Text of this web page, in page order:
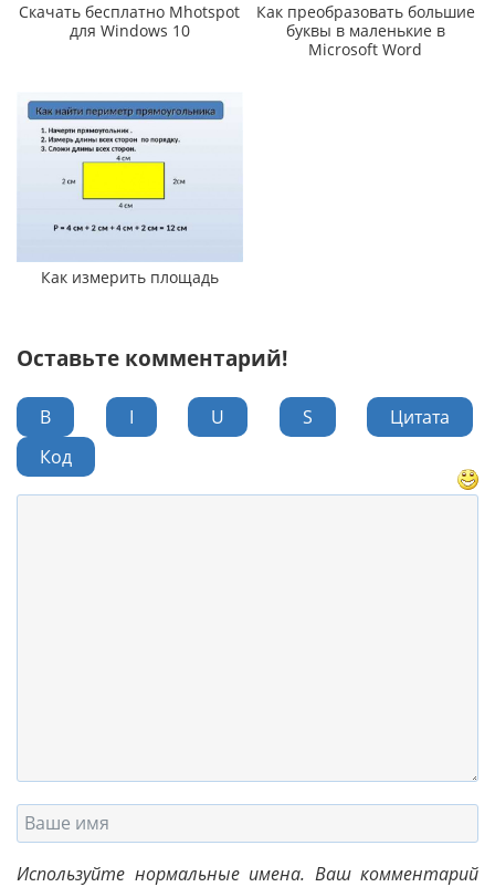
Скачать бесплатно Mhotspot
для Windows 10
Как преобразовать большие
буквы в маленькие в
Microsoft Word
Как измерить площадь
Оставьте комментарий!
B I U S
Цитата
Код
Используйте нормальные имена. Ваш комментарий